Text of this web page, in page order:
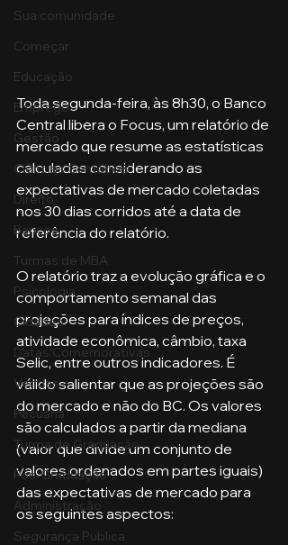
Sua comunidade
Começar
Educação
Emprego
Gestão
Ciências Contábeis
Direito
Bancos
Turmas de MBA
Psicologia
Cidades
Datas Comemorativas
Vendas
Pecuária
Turma de Graduação
Pós-Graduação
Administração
Segurança Publica
Toda segunda-feira, às 8h30, o Banco
Central libera o Focus, um relatório de
mercado que resume as estatísticas
calculadas considerando as
expectativas de mercado coletadas
nos 30 dias corridos até a data de
referência do relatório.
O relatório traz a evolução gráfica e o
comportamento semanal das
projeções para índices de preços,
atividade econômica, câmbio, taxa
Selic, entre outros indicadores. É
válido salientar que as projeções são
do mercado e não do BC. Os valores
são calculados a partir da mediana
(valor que divide um conjunto de
valores ordenados em partes iguais)
das expectativas de mercado para
os seguintes aspectos: